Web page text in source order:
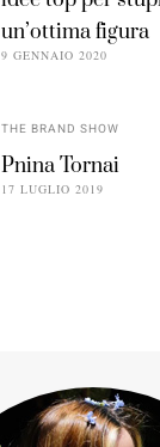
un’ottima figura
9 GENNAIO 2020
THE BRAND SHOW
Pnina Tornai
17 LUGLIO 2019